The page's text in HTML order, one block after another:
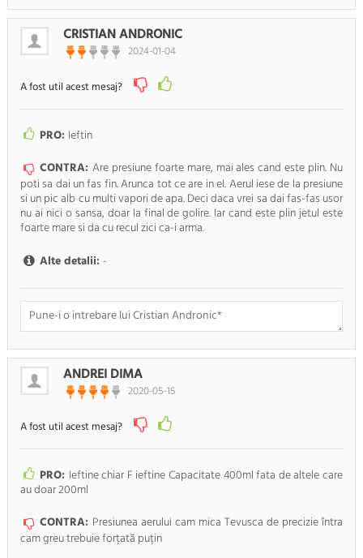
Doresc sa fiu anuntat pe e-mail cand apar noi comentarii
RENUNTA
TRIMITE
CRISTIAN ANDRONIC
2024-01-04
A fost util acest mesaj?
PRO: Ieftin
CONTRA: Are presiune foarte mare, mai ales cand este plin. Nu
poti sa dai un fas fin. Arunca tot ce are in el. Aerul iese de la presiune
si un pic alb cu multi vapori de apa. Deci daca vrei sa dai fas-fas usor
nu ai nici o sansa, doar la final de golire. Iar cand este plin jetul este
foarte mare si da cu recul zici ca-i arma.
Alte detalii: -
Doresc sa fiu anuntat pe e-mail cand apar noi comentarii
RENUNTA
TRIMITE
ANDREI DIMA
2020-05-15
A fost util acest mesaj?
PRO: Ieftine chiar F ieftine Capacitate 400ml fata de altele care
au doar 200ml
CONTRA: Presiunea aerului cam mica Tevusca de precizie întra
cam greu trebuie forțată puțin